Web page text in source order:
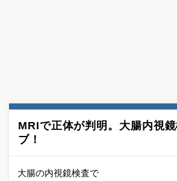
MRIで正体が判明。大腸内視
ブ！
大腸の内視鏡検査で